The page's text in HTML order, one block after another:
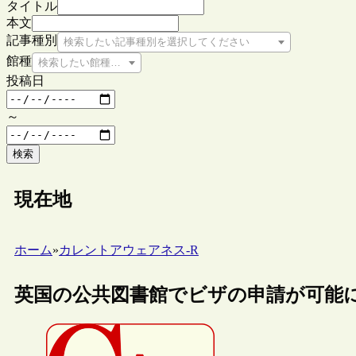
タイトル
本文
記事種別
検索したい記事種別を選択してください
館種 検索したい館種を選択してください
投稿日
～
検索
現在地
ホーム»カレントアウェアネス-R
英国の公共図書館でビザの申請が可能